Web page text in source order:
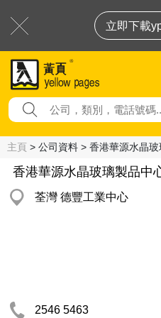
立即下載
主頁 > 公司資料 > 香港華源水晶
香港華源水晶玻璃製品中
荃灣 德豐工業中心
2546 5463